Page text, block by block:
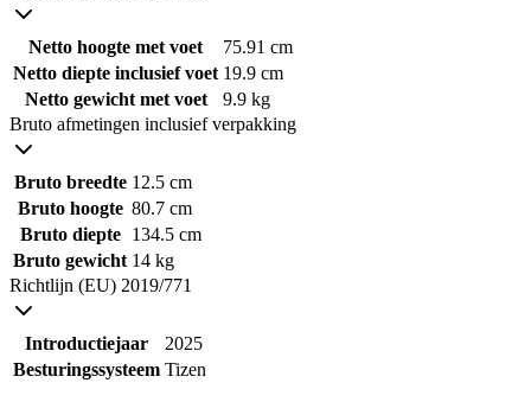
Netto hoogte met voet
75.91 cm
Netto diepte inclusief voet 19.9 cm
Netto gewicht met voet
9.9 kg
Bruto afmetingen inclusief verpakking
Bruto breedte 12.5 cm
Bruto hoogte 80.7 cm
Bruto diepte
134.5 cm
Bruto gewicht 14 kg
Richtlijn (EU) 2019/771
Introductiejaar
2025
Besturingssysteem Tizen